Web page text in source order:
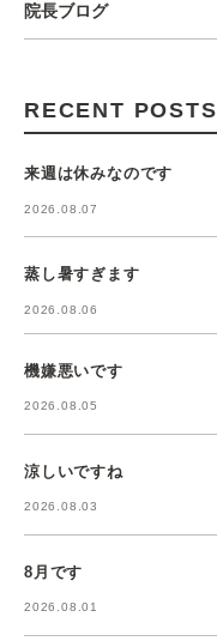
院長ブログ
RECENT POSTS
来週は休みなのです
2026.08.07
蒸し暑すぎます
2026.08.06
機嫌悪いです
2026.08.05
涼しいですね
2026.08.03
8月です
2026.08.01